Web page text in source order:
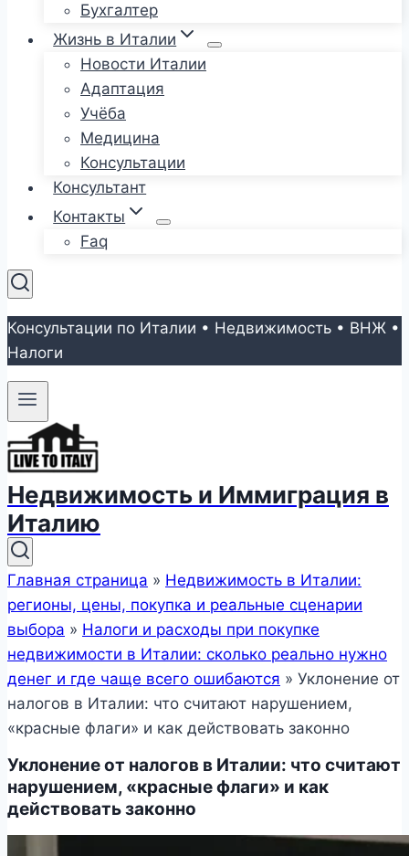
Бухгалтер
Жизнь в Италии
Новости Италии
Адаптация
Учёба
Медицина
Консультации
Консультант
Контакты
Faq
Консультации по Италии • Недвижимость • ВНЖ •
Налоги
Недвижимость и Иммиграция в
Италию
Главная страница » Недвижимость в Италии:
регионы, цены, покупка и реальные сценарии
выбора » Налоги и расходы при покупке
недвижимости в Италии: сколько реально нужно
денег и где чаще всего ошибаются » Уклонение от
налогов в Италии: что считают нарушением,
«красные флаги» и как действовать законно
Уклонение от налогов в Италии: что считают
нарушением, «красные флаги» и как
действовать законно